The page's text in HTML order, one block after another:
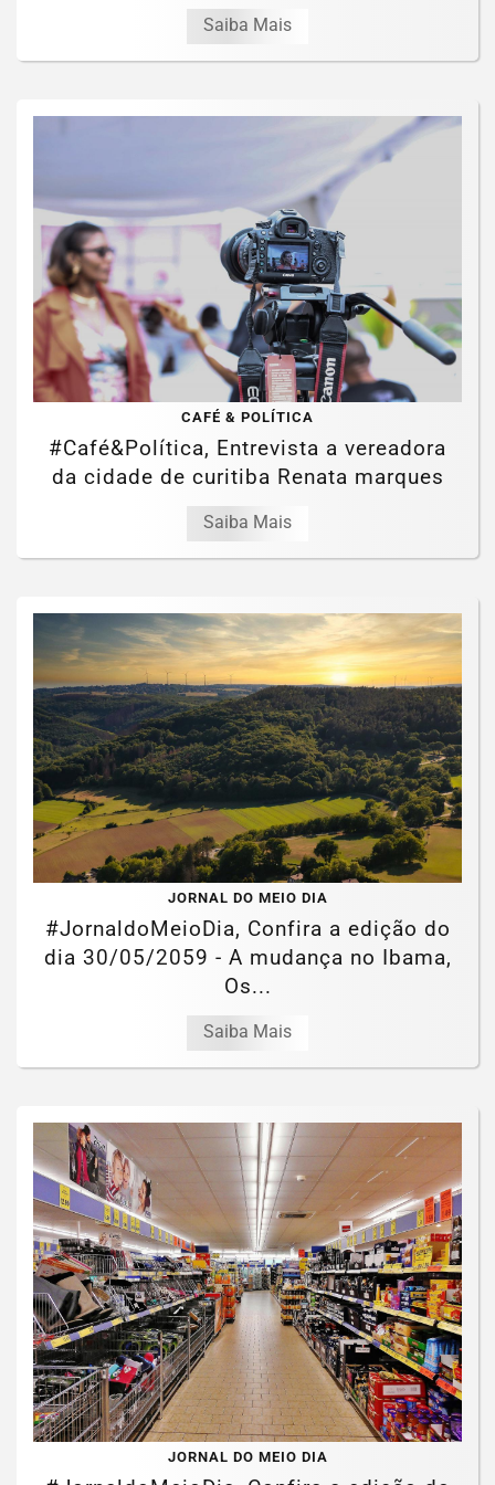
Saiba Mais
CAFÉ & POLÍTICA
#Café&Política, Entrevista a vereadora
da cidade de curitiba Renata marques
Saiba Mais
JORNAL DO MEIO DIA
#JornaldoMeioDia, Confira a edição do
dia 30/05/2059 - A mudança no Ibama,
Os...
Saiba Mais
JORNAL DO MEIO DIA